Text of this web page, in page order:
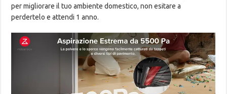
per migliorare il tuo ambiente domestico, non esitare a
perdertelo e attendi 1 anno.